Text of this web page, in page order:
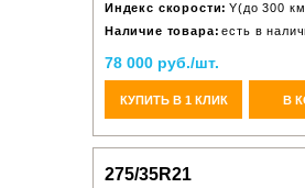
Индекс скорости: Y(до 300
Наличие товара: есть в
78 000 руб./шт.
КУПИТЬ В 1 КЛИК В
275/35R21